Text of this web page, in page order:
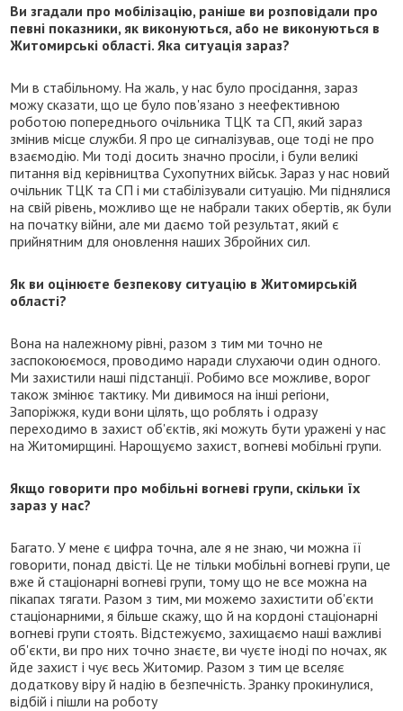
Ви згадали про мобілізацію, раніше ви розповідали про
певні показники, як виконуються, або не виконуються в
Житомирські області. Яка ситуація зараз?
Ми в стабільному. На жаль, у нас було просідання, зараз
можу сказати, що це було пов'язано з неефективною
роботою попереднього очільника ТЦК та СП, який зараз
змінив місце служби. Я про це сигналізував, оце тоді не про
взаємодію. Ми тоді досить значно просіли, і були великі
питання від керівництва Сухопутних військ. Зараз у нас новий
очільник ТЦК та СП і ми стабілізували ситуацію. Ми піднялися
на свій рівень, можливо ще не набрали таких обертів, як були
на початку війни, але ми даємо той результат, який є
прийнятним для оновлення наших Збройних сил.
Як ви оцінюєте безпекову ситуацію в Житомирській
області?
Вона на належному рівні, разом з тим ми точно не
заспокоюємося, проводимо наради слухаючи один одного.
Ми захистили наші підстанції. Робимо все можливе, ворог
також змінює тактику. Ми дивимося на інші регіони,
Запоріжжя, куди вони цілять, що роблять і одразу
переходимо в захист об'єктів, які можуть бути уражені у нас
на Житомирщині. Нарощуємо захист, вогневі мобільні групи.
Якщо говорити про мобільні вогневі групи, скільки їх
зараз у нас?
Багато. У мене є цифра точна, але я не знаю, чи можна її
говорити, понад двісті. Це не тільки мобільні вогневі групи, це
вже й стаціонарні вогневі групи, тому що не все можна на
пікапах тягати. Разом з тим, ми можемо захистити об'єкти
стаціонарними, я більше скажу, що й на кордоні стаціонарні
вогневі групи стоять. Відстежуємо, захищаємо наші важливі
об'єкти, ви про них точно знаєте, ви чуєте іноді по ночах, як
йде захист і чує весь Житомир. Разом з тим це вселяє
додаткову віру й надію в безпечність. Зранку прокинулися,
відбій і пішли на роботу